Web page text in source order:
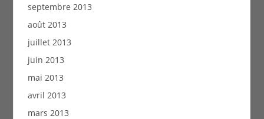
septembre 2013
août 2013
juillet 2013
juin 2013
mai 2013
avril 2013
mars 2013